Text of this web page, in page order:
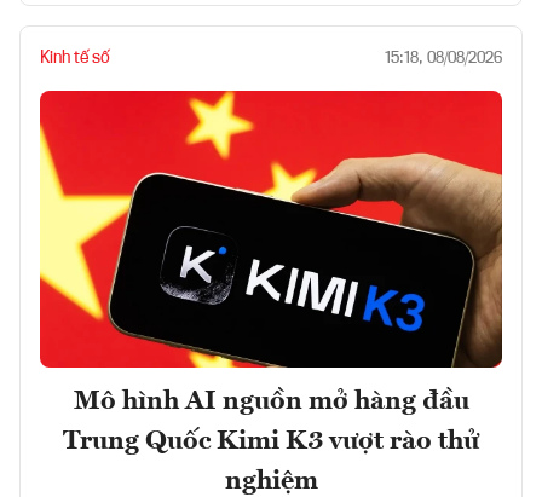
Kinh tế số 15:18, 08/08/2026
Mô hình AI nguồn mở hàng đầu
Trung Quốc Kimi K3 vượt rào thử
nghiệm